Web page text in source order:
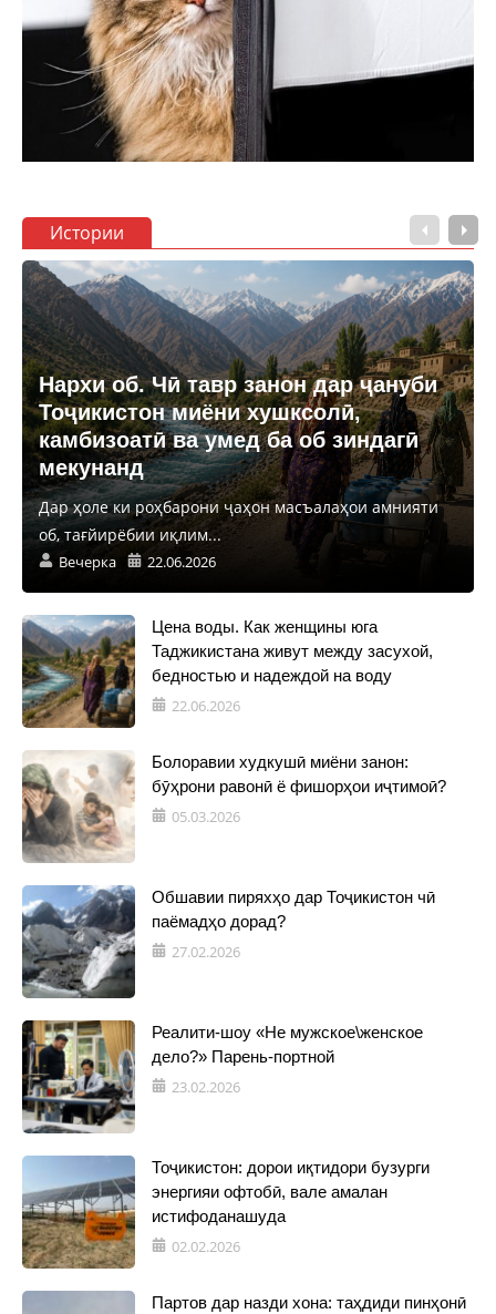
Истории
Нархи об. Чӣ тавр занон дар ҷануби
Тоҷикистон миёни хушксолӣ,
камбизоатӣ ва умед ба об зиндагӣ
мекунанд
Дар ҳоле ки роҳбарони ҷаҳон масъалаҳои амнияти
об, тағйирёбии иқлим...
Вечерка 22.06.2026
Цена воды. Как женщины юга
Таджикистана живут между засухой,
бедностью и надеждой на воду
22.06.2026
Болоравии худкушӣ миёни занон:
бӯҳрони равонӣ ё фишорҳои иҷтимоӣ?
05.03.2026
Обшавии пиряхҳо дар Тоҷикистон чӣ
паёмадҳо дорад?
27.02.2026
Реалити-шоу «Не мужское\женское
дело?» Парень-портной
23.02.2026
Тоҷикистон: дорои иқтидори бузурги
энергияи офтобӣ, вале амалан
истифоданашуда
02.02.2026
Партов дар назди хона: таҳдиди пинҳонӣ